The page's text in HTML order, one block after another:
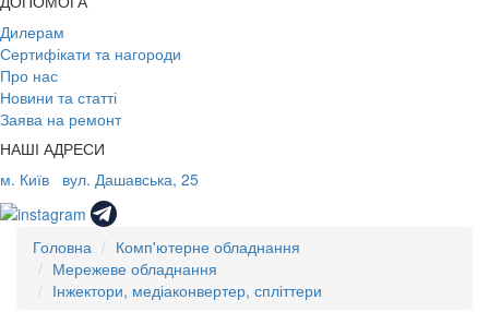
Дилерам
Сертифікати та нагороди
Про нас
Новини та статті
Заява на ремонт
НАШІ АДРЕСИ
м. Київ
вул. Дашавська, 25
Головна
Комп'ютерне обладнання
Мережеве обладнання
Інжектори, медіаконвертер, спліттери